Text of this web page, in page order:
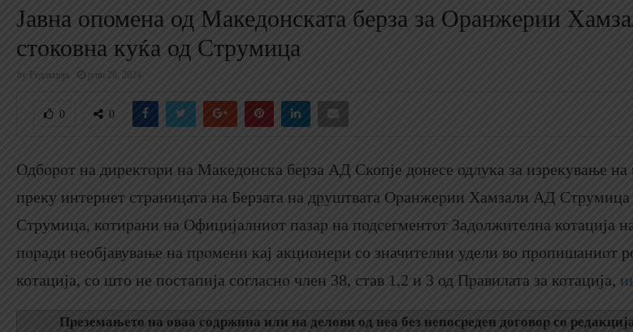
Јавна опомена од Македонската берза за Оранжерии
стоковна куќа од Струмица
by Редакција јуни 28, 2024
0 0
Одборот на директори на Македонска берза АД Скопје донесе одлука за изрекување на
преку интернет страницата на Берзата на друштвата Оранжерии Хамзали АД
Струмица, котирани на Официјалниот пазар на подсегментот Задолжителна котација
поради необјавување на промени кај акционери со значителни удели во пропишаниот
котација, со што не постапија согласно член 38, став 1,2 и 3 од Правилата за котација,
Преземањето на оваа содржина или на делови од неа без непосреден договор со